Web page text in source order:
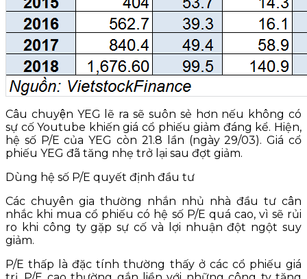
Câu chuyện YEG lẽ ra sẽ suôn sẻ hơn nếu không có
sự cố Youtube khiến giá cổ phiếu giảm đáng kể. Hiện,
hệ số P/E của YEG còn 21.8 lần (ngày 29/03). Giá cổ
phiếu YEG đã tăng nhẹ trở lại sau đợt giảm.
Dùng hệ số P/E quyết định đầu tư
Các chuyên gia thường nhắn nhủ nhà đầu tư cân
nhắc khi mua cổ phiếu có hệ số P/E quá cao, vì sẽ rủi
ro khi công ty gặp sự cố và lợi nhuận đột ngột suy
giảm.
P/E thấp là đặc tính thường thấy ở các cổ phiếu giá